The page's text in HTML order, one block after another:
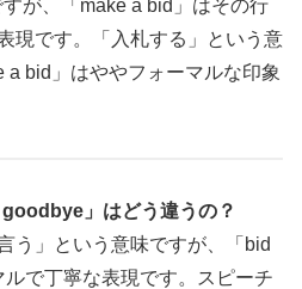
すが、「make a bid」はその行
現です。「入札する」という意
a bid」はややフォーマルな印象
」はどう違うの？
う」という意味ですが、「bid
で丁寧な表現です。スピーチ